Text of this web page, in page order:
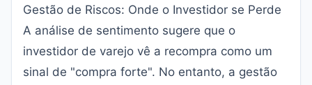
Gestão de Riscos: Onde o Investidor se Perde
A análise de sentimento sugere que o
investidor de varejo vê a recompra como um
sinal de "compra forte". No entanto, a gestão